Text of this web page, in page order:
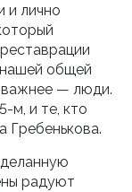
и лично
общей
важнее — люди.
м, и те, кто
Гребенькова.
радуют